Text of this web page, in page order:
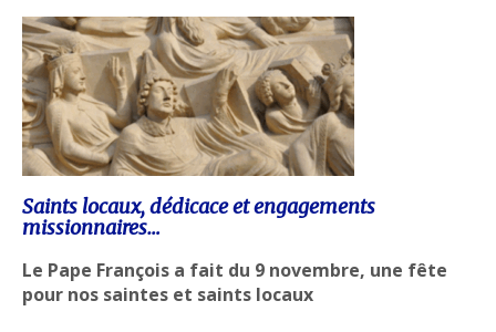
Saints locaux, dédicace et engagements
missionnaires…
Le Pape François a fait du 9 novembre, une fête
pour nos saintes et saints locaux